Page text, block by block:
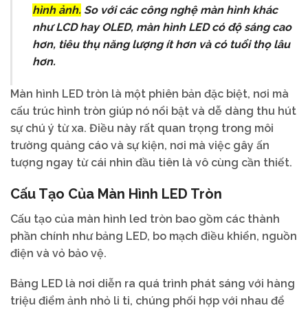
hình ảnh. So với các công nghệ màn hình khác
như LCD hay OLED, màn hình LED có độ sáng cao
hơn, tiêu thụ năng lượng ít hơn và có tuổi thọ lâu
hơn.
Màn hình LED tròn là một phiên bản đặc biệt, nơi mà
cấu trúc hình tròn giúp nó nổi bật và dễ dàng thu hút
sự chú ý từ xa. Điều này rất quan trọng trong môi
trường quảng cáo và sự kiện, nơi mà việc gây ấn
tượng ngay từ cái nhìn đầu tiên là vô cùng cần thiết.
Cấu Tạo Của Màn Hình LED Tròn
Cấu tạo của màn hình led tròn bao gồm các thành
phần chính như bảng LED, bo mạch điều khiển, nguồn
điện và vỏ bảo vệ.
Bảng LED là nơi diễn ra quá trình phát sáng với hàng
triệu điểm ảnh nhỏ li ti, chúng phối hợp với nhau để